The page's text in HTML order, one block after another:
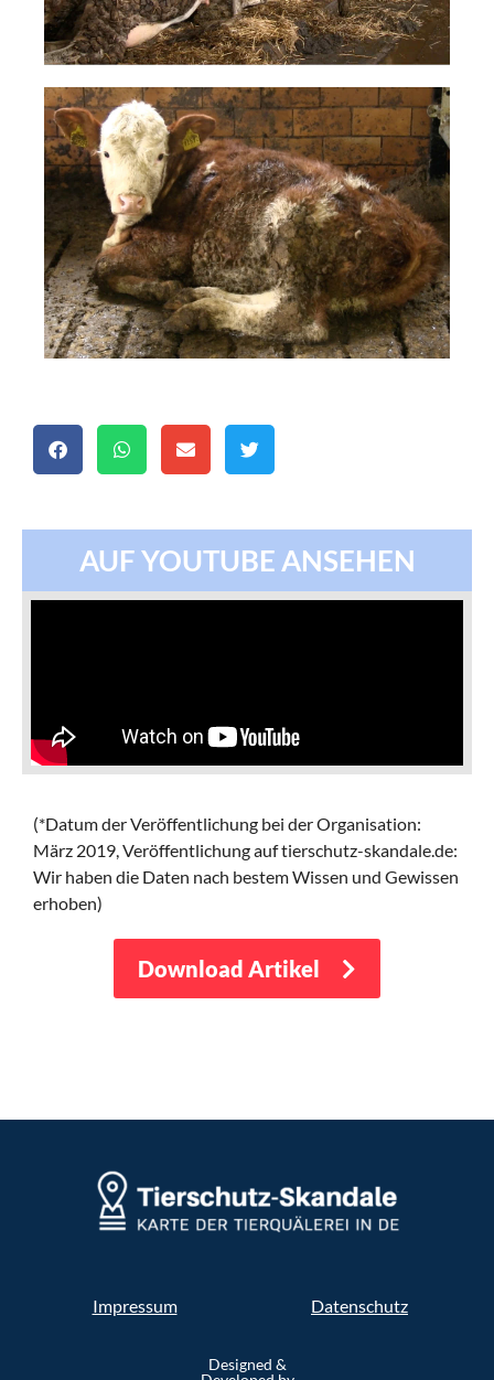
AUF YOUTUBE ANSEHEN
(*Datum der Veröffentlichung bei der Organisation:
März 2019, Veröffentlichung auf tierschutz-skandale.de:
Wir haben die Daten nach bestem Wissen und Gewissen
erhoben)
Download Artikel
Impressum Datenschutz
Designed &